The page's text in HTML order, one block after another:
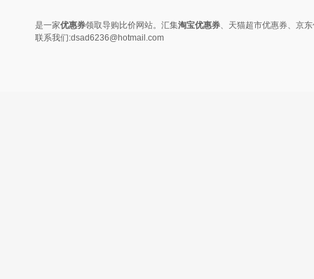
是一家优惠券领取导购比价网站。汇集淘宝优惠券、天猫超市优惠券、京
联系我们:dsad6236@hotmail.com